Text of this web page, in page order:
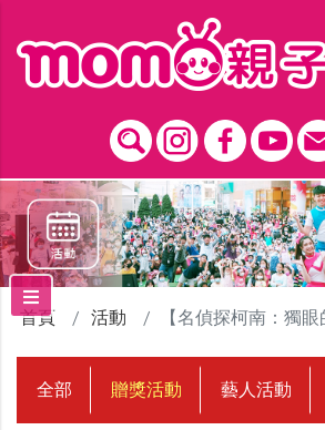
首頁 活動 【名偵探柯南：獨眼的殘像】贈票
全部 贈獎活動 藝人活動